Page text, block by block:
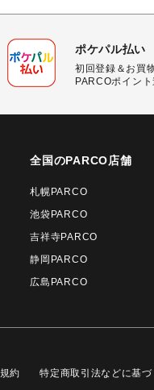
ポケパル払い
初回登録＆お買
PARCOポイント
全国のPARCO店舗
札幌PARCO
池袋PARCO
吉祥寺PARCO
静岡PARCO
広島PARCO
約 特定商取引法などに基づ